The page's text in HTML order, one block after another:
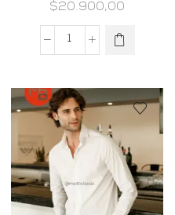
$20.900,00